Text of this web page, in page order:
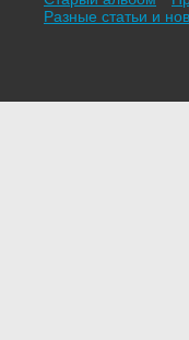
Разные статьи и